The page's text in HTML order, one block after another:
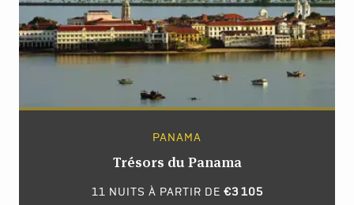
PANAMA
Trésors du Panama
11 NUITS À PARTIR DE €3 105